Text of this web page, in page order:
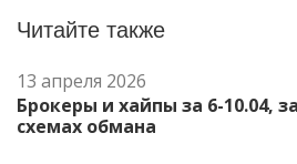
Читайте также
13 апреля 2026
Брокеры и хайпы за 6-10.04,
схемах обмана